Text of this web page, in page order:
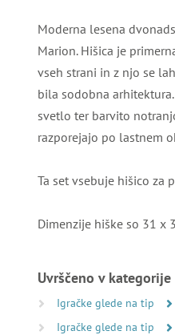
Moderna lesena
Marion. Hišica je
vseh strani in z njo se
bila sodobna
svetlo ter barvito
razporejajo po lastnem
Ta set vsebuje hišico za
Dimenzije hiške so 31 x
Uvrščeno v kategorije
Igračke glede na tip
Igračke glede na tip